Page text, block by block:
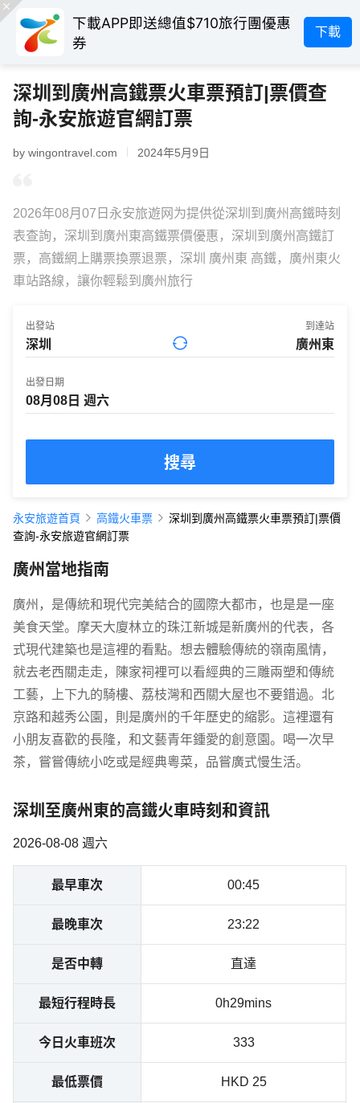
下載APP即送總值$710旅行團優惠
券
下載
深圳到廣州高鐵票火車票預訂|票價查
詢-永安旅遊官網訂票
by wingontravel.com 2024年5月9日
2026年08月07日永安旅遊网为提供從深圳到廣州高鐵時刻
表查詢，深圳到廣州東高鐵票價優惠，深圳到廣州高鐵訂
票，高鐵網上購票換票退票，深圳 廣州東 高鐵，廣州東火
車站路線，讓你輕鬆到廣州旅行
出發站 到達站
出發日期
搜尋
永安旅遊首頁 高鐵火車票
深圳到廣州高鐵票火車票預訂|票價
查詢-永安旅遊官網訂票
廣州當地指南
廣州，是傳統和現代完美結合的國際大都市，也是是一座
美食天堂。摩天大廈林立的珠江新城是新廣州的代表，各
式現代建築也是這裡的看點。想去體驗傳統的嶺南風情，
就去老西關走走，陳家祠裡可以看經典的三雕兩塑和傳統
工藝，上下九的騎樓、荔枝灣和西關大屋也不要錯過。北
京路和越秀公園，則是廣州的千年歷史的縮影。這裡還有
小朋友喜歡的長隆，和文藝青年鍾愛的創意園。喝一次早
茶，嘗嘗傳統小吃或是經典粵菜，品嘗廣式慢生活。
深圳至廣州東的高鐵火車時刻和資訊
2026-08-08 週六
最早車次 00:45
最晚車次 23:22
是否中轉 直達
最短行程時長 0h29mins
今日火車班次 333
最低票價 HKD 25